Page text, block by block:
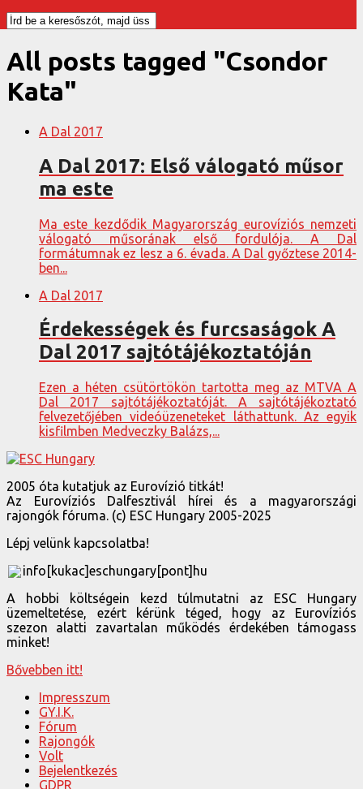
All posts tagged "Csondor
Kata"
A Dal 2017
A Dal 2017: Első válogató műsor
ma este
Ma este kezdődik Magyarország eurovíziós nemzeti
válogató műsorának első fordulója. A Dal
formátumnak ez lesz a 6. évada. A Dal győztese 2014-
ben...
A Dal 2017
Érdekességek és furcsaságok A
Dal 2017 sajtótájékoztatóján
Ezen a héten csütörtökön tartotta meg az MTVA A
Dal 2017 sajtótájékoztatóját. A sajtótájékoztató
felvezetőjében videóüzeneteket láthattunk. Az egyik
kisfilmben Medveczky Balázs,...
2005 óta kutatjuk az Eurovízió titkát!
Az Eurovíziós Dalfesztivál hírei és a magyarországi
rajongók fóruma. (c) ESC Hungary 2005-2025
Lépj velünk kapcsolatba!
info[kukac]eschungary[pont]hu
A hobbi költségein kezd túlmutatni az ESC Hungary
üzemeltetése, ezért kérünk téged, hogy az Eurovíziós
szezon alatti zavartalan működés érdekében támogass
minket!
Bővebben itt!
Impresszum
GY.I.K.
Fórum
Rajongók
Volt
Bejelentkezés
GDPR